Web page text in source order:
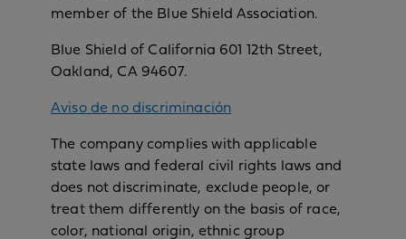
member of the Blue Shield Association.
Blue Shield of California 601 12th Street,
Oakland, CA 94607.
Aviso de no discriminación
The company complies with applicable
state laws and federal civil rights laws and
does not discriminate, exclude people, or
treat them differently on the basis of race,
color, national origin, ethnic group